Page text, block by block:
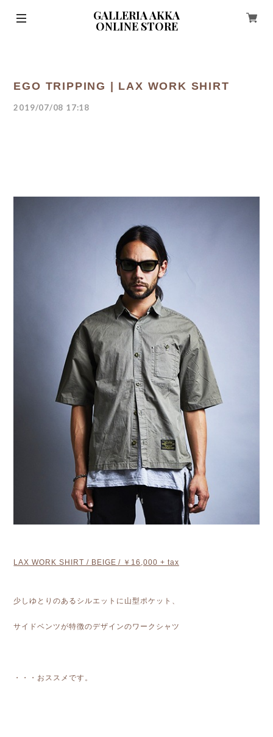
GALLERIA AKKA
ONLINE STORE
EGO TRIPPING | LAX WORK SHIRT
2019/07/08 17:18
LAX WORK SHIRT / BEIGE / ￥16,000 + tax
少しゆとりのあるシルエットに山型ポケット、
サイドベンツが特徴のデザインのワークシャツ
・・・おススメです。